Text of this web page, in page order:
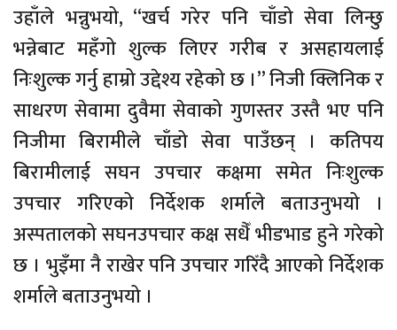
उहाँले भन्नुभयो, “खर्च गरेर पनि चाँडो सेवा लिन्छु
भन्नेबाट महँगो शुल्क लिएर गरीब र असहायलाई
निःशुल्क गर्नु हाम्रो उद्देश्य रहेको छ ।” निजी क्लिनिक र
साधरण सेवामा दुवैमा सेवाको गुणस्तर उस्तै भए पनि
निजीमा बिरामीले चाँडो सेवा पाउँछन् । कतिपय
बिरामीलाई सघन उपचार कक्षमा समेत निःशुल्क
उपचार गरिएको निर्देशक शर्माले बताउनुभयो ।
अस्पतालको सघनउपचार कक्ष सधैँ भीडभाड हुने गरेको
छ । भुइँमा नै राखेर पनि उपचार गरिँदै आएको निर्देशक
शर्माले बताउनुभयो ।